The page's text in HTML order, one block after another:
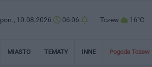
pon., 10.08.2026 06:06 Tczew 16°C
MIASTO TEMATY INNE Pogoda Tczew